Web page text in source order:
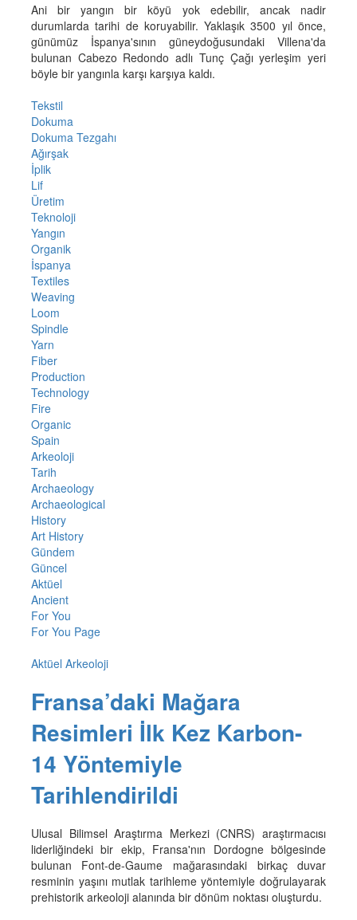
Ani bir yangın bir köyü yok edebilir, ancak nadir
durumlarda tarihi de koruyabilir. Yaklaşık 3500 yıl önce,
günümüz İspanya'sının güneydoğusundaki Villena'da
bulunan Cabezo Redondo adlı Tunç Çağı yerleşim yeri
böyle bir yangınla karşı karşıya kaldı.
Tekstil
Dokuma
Dokuma Tezgahı
Ağırşak
İplik
Lif
Üretim
Teknoloji
Yangın
Organik
İspanya
Textiles
Weaving
Loom
Spindle
Yarn
Fiber
Production
Technology
Fire
Organic
Spain
Arkeoloji
Tarih
Archaeology
Archaeological
History
Art History
Gündem
Güncel
Aktüel
Ancient
For You
For You Page
Aktüel Arkeoloji
Fransa’daki Mağara
Resimleri İlk Kez Karbon-
14 Yöntemiyle
Tarihlendirildi
Ulusal Bilimsel Araştırma Merkezi (CNRS) araştırmacısı
liderliğindeki bir ekip, Fransa'nın Dordogne bölgesinde
bulunan Font-de-Gaume mağarasındaki birkaç duvar
resminin yaşını mutlak tarihleme yöntemiyle doğrulayarak
prehistorik arkeoloji alanında bir dönüm noktası oluşturdu.